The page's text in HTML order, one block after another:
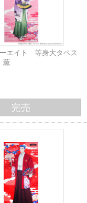
エイト 等身大タペス
薫
完売